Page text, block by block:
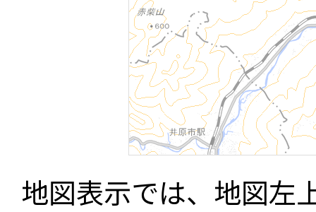
地図表示では、地図左